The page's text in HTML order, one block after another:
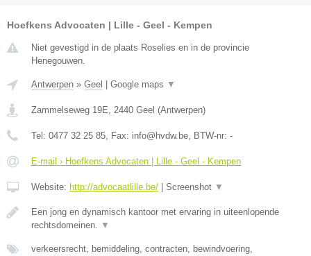
Hoefkens Advocaten | Lille - Geel - Kempen
Niet gevestigd in de plaats Roselies en in de provincie
Henegouwen.
Antwerpen » Geel Google maps ▼
Zammelseweg 19E, 2440 Geel (Antwerpen)
Tel: 0477 32 25 85, Fax: info@hvdw.be, BTW-nr: -
E-mail › Hoefkens Advocaten | Lille - Geel - Kempen
Website: http://advocaatlille.be/ Screenshot ▼
Een jong en dynamisch kantoor met ervaring in uiteenlopende
rechtsdomeinen. ▼
verkeersrecht, bemiddeling, contracten, bewindvoering,